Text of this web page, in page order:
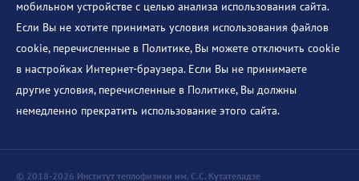
мобильном устройстве с целью анализа использования сайта.
Если Вы не хотите принимать условия использования файлов
cookie, перечисленные в Политике, Вы можете отключить cookie
в настройках Интернет-браузера. Если Вы не принимаете
другие условия, перечисленные в Политике, Вы должны
немедленно прекратить использование этого сайта.
© 2018-2026 Институт теплофизики им. С.С. Кутателадзе